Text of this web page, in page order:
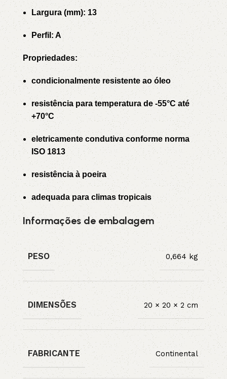
Largura (mm): 13
Perfil: A
Propriedades:
condicionalmente resistente ao óleo
resistência para temperatura de -55°C até
+70°C
eletricamente condutiva conforme norma
ISO 1813
resistência à poeira
adequada para climas tropicais
Informações de embalagem
PESO 0,664 kg
DIMENSÕES 20 × 20 × 2 cm
FABRICANTE Continental